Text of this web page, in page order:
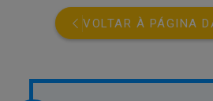
VOLTAR À PÁGINA